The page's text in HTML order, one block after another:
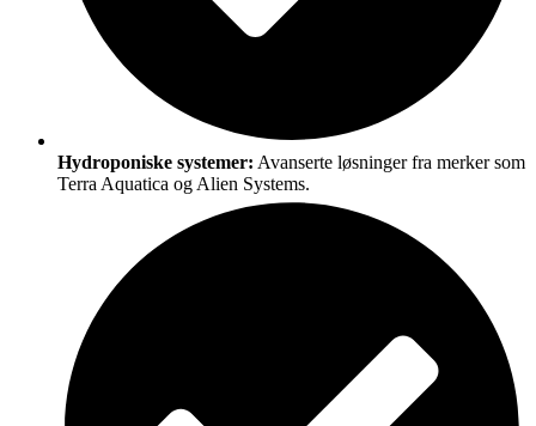
Hydroponiske systemer: Avanserte løsninger fra merker som
Terra Aquatica og Alien Systems.